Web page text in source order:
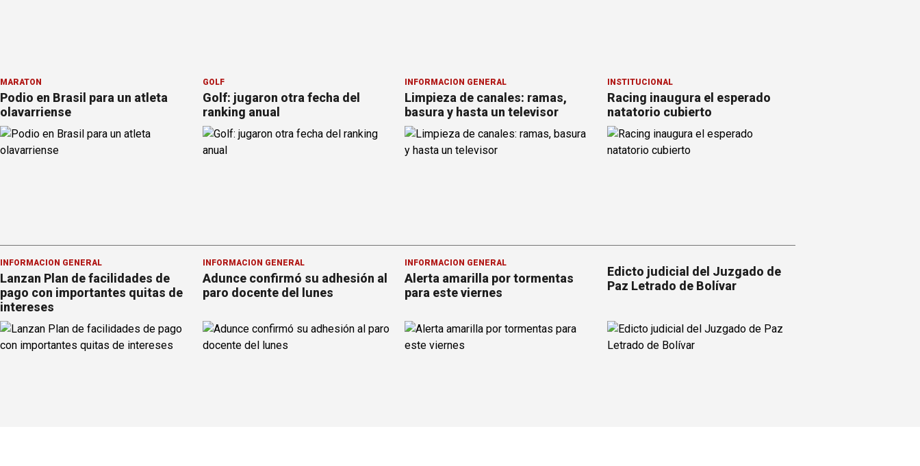
MARATÓN
Podio en Brasil para un atleta
olavarriense
GOLF
Golf: jugaron otra fecha del
ranking anual
INFORMACION GENERAL
Limpieza de canales: ramas,
basura y hasta un televisor
INSTITUCIONAL
Racing inaugura el esperado
natatorio cubierto
INFORMACION GENERAL
Lanzan Plan de facilidades de
pago con importantes quitas de
intereses
INFORMACION GENERAL
Adunce confirmó su adhesión al
paro docente del lunes
INFORMACION GENERAL
Alerta amarilla por tormentas
para este viernes
Edicto judicial del Juzgado de
Paz Letrado de Bolívar